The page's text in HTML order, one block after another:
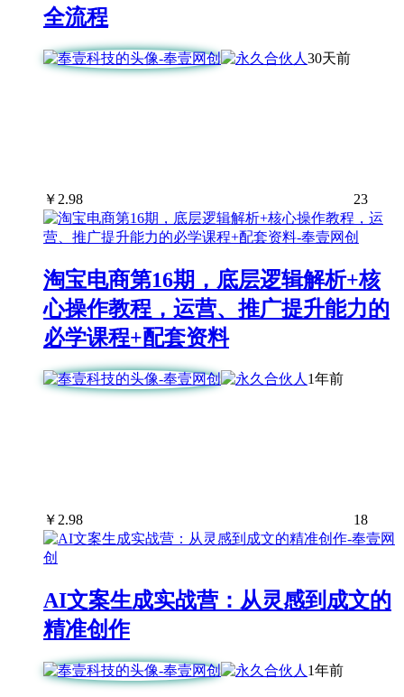
全流程
30天前
￥ 2.98 23
淘宝电商第16期，底层逻辑解析+核
心操作教程，运营、推广提升能力的
必学课程+配套资料
1年前
￥ 2.98 18
AI文案生成实战营：从灵感到成文的
精准创作
1年前